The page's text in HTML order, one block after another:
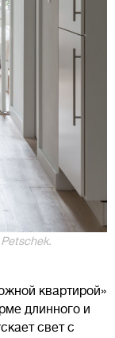
квартирой»
длинного и
свет с